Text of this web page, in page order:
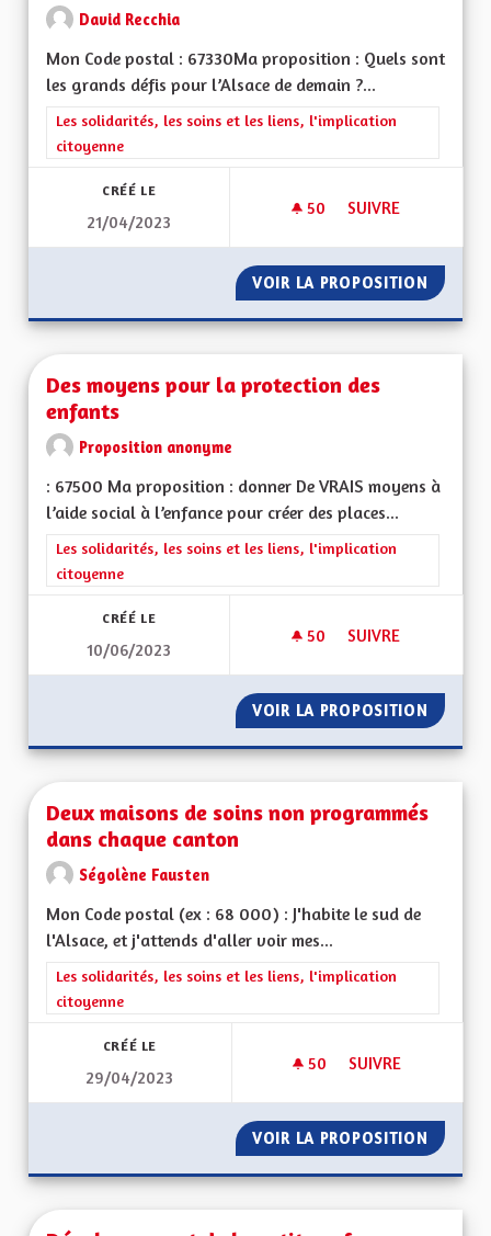
David Recchia
Mon Code postal : 67330Ma proposition : Quels sont
les grands défis pour l’Alsace de demain ?...
Filtrer les résultats de la catégorie : Les solidarités, les soins
Les solidarités, les soins et les liens, l'implication
citoyenne
CRÉÉ LE
21/04/2023
50 50 ABONNÉS
SUIVRE
VOIR LA PROPOSITION DES
Des moyens pour la protection des
enfants
Proposition anonyme
: 67500 Ma proposition : donner De VRAIS moyens à
l’aide social à l’enfance pour créer des places...
Filtrer les résultats de la catégorie : Les solidarités, les soins
Les solidarités, les soins et les liens, l'implication
citoyenne
CRÉÉ LE
10/06/2023
50 50 ABONNÉS
SUIVRE
VOIR LA PROPOSITION DES
Deux maisons de soins non programmés
dans chaque canton
Ségolène Fausten
Mon Code postal (ex : 68 000) : J'habite le sud de
l'Alsace, et j'attends d'aller voir mes...
Filtrer les résultats de la catégorie : Les solidarités, les soins
Les solidarités, les soins et les liens, l'implication
citoyenne
CRÉÉ LE
29/04/2023
50 50 ABONNÉS
SUIVRE
VOIR LA PROPOSITION DEUX